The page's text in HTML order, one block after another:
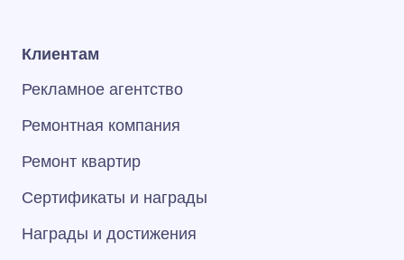
Клиентам
Рекламное агентство
Ремонтная компания
Ремонт квартир
Сертификаты и награды
Награды и достижения